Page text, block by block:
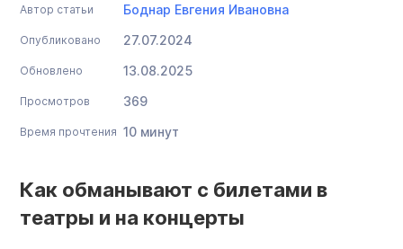
Автор статьи Боднар Евгения Ивановна
Опубликовано 27.07.2024
Обновлено 13.08.2025
Просмотров 369
Время прочтения 10 минут
Как обманывают с билетами в
театры и на концерты